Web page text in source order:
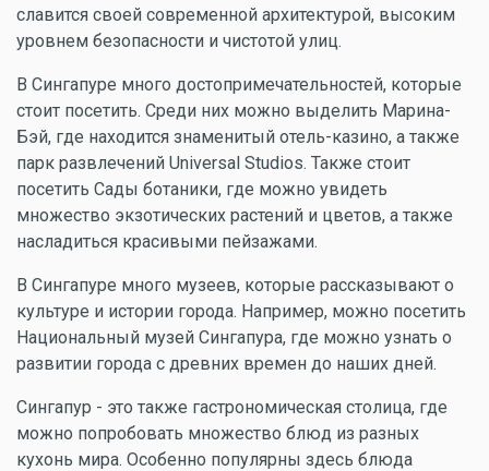
славится своей современной архитектурой, высоким
уровнем безопасности и чистотой улиц.
В Сингапуре много достопримечательностей, которые
стоит посетить. Среди них можно выделить Марина-
Бэй, где находится знаменитый отель-казино, а также
парк развлечений Universal Studios. Также стоит
посетить Сады ботаники, где можно увидеть
множество экзотических растений и цветов, а также
насладиться красивыми пейзажами.
В Сингапуре много музеев, которые рассказывают о
культуре и истории города. Например, можно посетить
Национальный музей Сингапура, где можно узнать о
развитии города с древних времен до наших дней.
Сингапур - это также гастрономическая столица, где
можно попробовать множество блюд из разных
кухонь мира. Особенно популярны здесь блюда